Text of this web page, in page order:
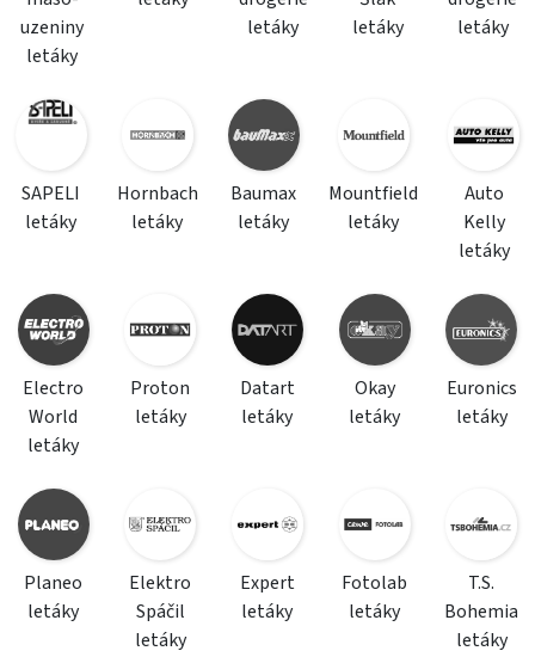
uzeniny
letáky
letáky
letáky
letáky
SAPELI
letáky
Hornbach
letáky
Baumax
letáky
Mountfield
letáky
Auto
Kelly
letáky
Electro
World
letáky
Proton
letáky
Datart
letáky
Okay
letáky
Euronics
letáky
Planeo
letáky
Elektro
Spáčil
letáky
Expert
letáky
Fotolab
letáky
T.S.
Bohemia
letáky